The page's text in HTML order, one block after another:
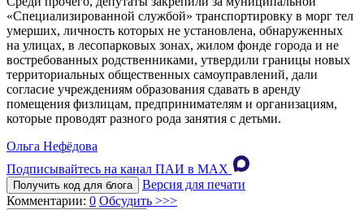
«Специализированной службой» транспортировку в морг тел
умерших, личность которых не установлена, обнаруженных
на улицах, в лесопарковых зонах, жилом фонде города и не
востребованных родственниками, утвердили границы новых
территориальных общественных самоуправлений, дали
согласие учреждениям образования сдавать в аренду
помещения физлицам, предпринимателям и организациям,
которые проводят разного рода занятия с детьми.
Ольга Нефёдова
Подписывайтесь на канал ПАИ в MAХ
Получить код для блога
Версия для печати
Комментарии: 0 Обсудить >>>